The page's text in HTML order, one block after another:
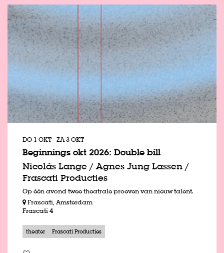
Beginnings okt 2026: Double bill
Nicolás Lange / Agnes Jung Lassen /
Frascati Producties
DO 1 OKT-ZA 3 OKT
Op één avond twee theatrale proeven van nieuw talent.
Frascati, Amsterdam
Frascati 4
theater Frascati Producties